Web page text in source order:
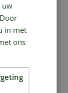
van de
voor
ze prachtig
esthetische
uw
in met
ons